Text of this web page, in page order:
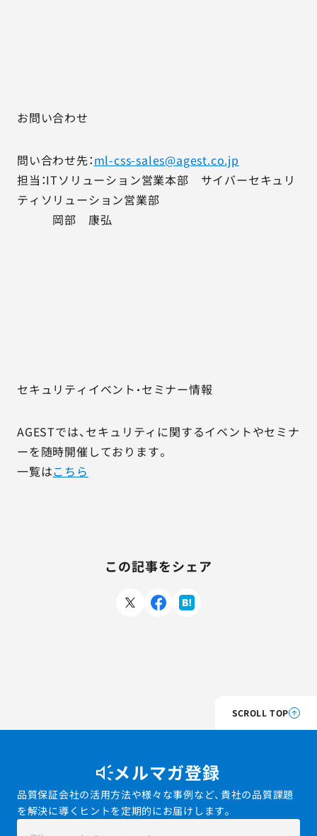
お問い合わせ
問い合わせ先：ml-css-sales@agest.co.jp
担当：ITソリューション営業本部 サイバーセキュリ
ティソリューション営業部
岡部 康弘
セキュリティイベント・セミナー情報
AGESTでは、セキュリティに関するイベントやセミナ
ーを随時開催しております。
一覧はこちら
この記事をシェア
SCROLL TOP
メルマガ登録
品質保証会社の活用方法や様々な事例など、貴社の品質課題
を解決に導くヒントを定期的にお届けします。